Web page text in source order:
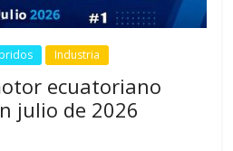
Industria
ecuatoriano
julio de 2026